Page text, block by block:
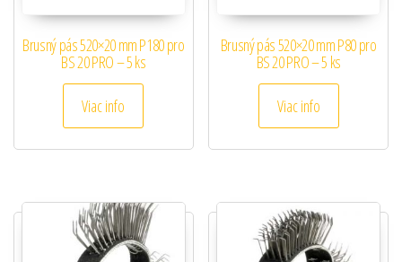
Brusný pás 520×20 mm P180 pro
BS 20 PRO – 5 ks
Viac info
Brusný pás 520×20 mm P80 pro
BS 20 PRO – 5 ks
Viac info